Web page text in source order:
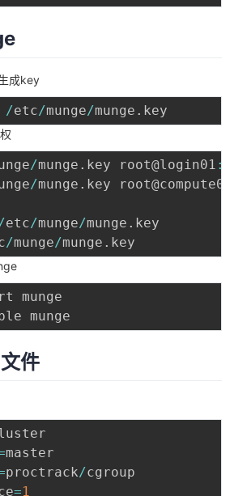
成key
/etc/munge/munge .
/munge . key root@login01 :
/munge . key root@compute01
/etc/munge/munge . key
/munge/munge .
munge
件
master
proctrack/cgroup
=1